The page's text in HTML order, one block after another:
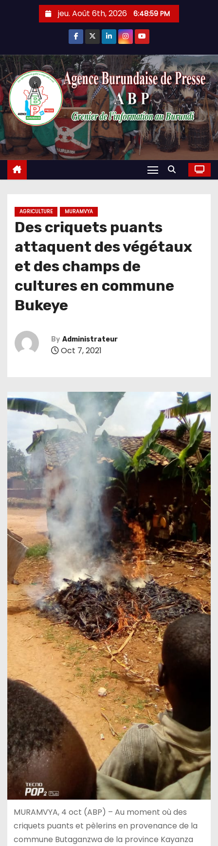
jeu. Août 6th, 2026 6:49:00 PM
AGRICULTURE MURAMVYA
Des criquets puants
attaquent des végétaux
et des champs de
cultures en commune
Bukeye
By Administrateur
Oct 7, 2021
MURAMVYA, 4 oct (ABP) – Au moment où des
criquets puants et pèlerins en provenance de la
commune Butaganzwa de la province Kayanza